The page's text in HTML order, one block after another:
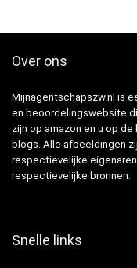
Over ons
Mijnagentschapszw.nl is
en beoordelingswebsite
zijn op amazon en u op
blogs. Alle afbeeldingen
respectievelijke
respectievelijke bronnen.
Snelle links